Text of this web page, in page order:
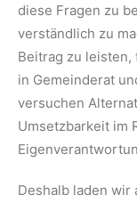
diese Fragen zu
verständlich zu
Beitrag zu
in Gemeinderat
versuchen
Umsetzbarkeit im
Deshalb laden wir